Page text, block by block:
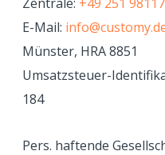
E-Mail:
Münster, HRA 8851
Umsatzsteuer-
184
Pers. haftende